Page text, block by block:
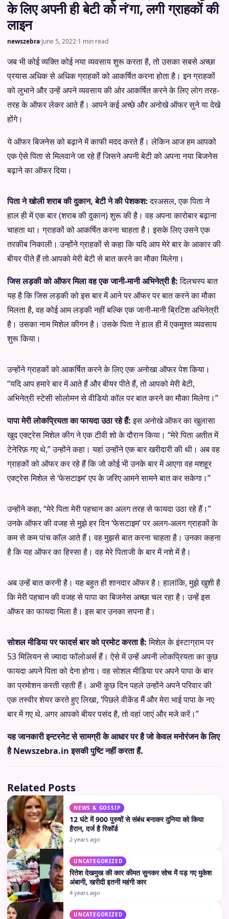
के लिए अपनी ही बेटी को नं’गा, लगी ग्राहकों की
लाइन
newszebra·June 5, 2022·1 min read
जब भी कोई व्यक्ति कोई नया व्यवसाय शुरू करता है, तो उसका सबसे अच्छा
प्रयास अधिक से अधिक ग्राहकों को आकर्षित करना होता है। इन ग्राहकों
को लुभाने और उन्हें अपने व्यवसाय की ओर आकर्षित करने के लिए लोग तरह-
तरह के ऑफर लेकर आते हैं। आपने कई अच्छे और अनोखे ऑफर सुने या देखे
होंगे।
ये ऑफर बिजनेस को बढ़ाने में काफी मदद करते हैं। लेकिन आज हम आपको
एक ऐसे पिता से मिलवाने जा रहे हैं जिसने अपनी बेटी को अपना नया बिजनेस
बढ़ाने का ऑफर दिया।
पिता ने खोली शराब की दुकान, बेटी ने की पेशकश:दरअसल, एक पिता ने
हाल ही में एक बार (शराब की दुकान) शुरू की है। वह अपना कारोबार बढ़ाना
चाहता था। ग्राहकों को आकर्षित करना चाहता है। इसके लिए उसने एक
तरकीब निकाली। उन्होंने ग्राहकों से कहा कि यदि आप मेरे बार के आकार की
बीयर पीते हैं तो आपको मेरी बेटी से बात करने का मौका मिलेगा।
जिस लड़की को ऑफर मिला वह एक जानी-मानी अभिनेत्री है:दिलचस्प बात
यह है कि जिस लड़की को इस बार में आने पर ऑफर पर बात करने का मौका
मिलता है, वह कोई आम लड़की नहीं बल्कि एक जानी-मानी ब्रिटिश अभिनेत्री
है। उसका नाम मिशेल कीगन है। उसके पिता ने हाल ही में एकमुश्त व्यवसाय
शुरू किया।
उन्होंने ग्राहकों को आकर्षित करने के लिए एक अनोखा ऑफर पेश किया।
“यदि आप हमारे बार में आते हैं और बीयर पीते हैं, तो आपको मेरी बेटी,
अभिनेत्री स्टेसी सोलोमन से वीडियो कॉल पर बात करने का मौका मिलेगा।”
पापा मेरी लोकप्रियता का फायदा उठा रहे हैं:इस अनोखे ऑफर का खुलासा
खुद एक्ट्रेस मिशेल कीग ने एक टीवी शो के दौरान किया। “मेरे पिता अतीत में
टेनेरिफ़ गए थे,” उन्होंने कहा। यहां उन्होंने एक बार खरीदारी की थी। अब वह
ग्राहकों को ऑफर कर रहे हैं कि जो कोई भी उनके बार में आएगा वह मशहूर
एक्ट्रेस मिशेल से ‘फेसटाइम’ एप के जरिए आमने सामने बात कर सकेगा।”
उन्होंने कहा, “मेरे पिता मेरी पहचान का अलग तरह से फायदा उठा रहे हैं।”
उनके ऑफर की वजह से मुझे हर दिन ‘फेसटाइम’ पर अलग-अलग ग्राहकों के
कम से कम पांच कॉल आते हैं। वह मुझसे बात करना चाहता है। उनका कहना
है कि यह ऑफर का हिस्सा है। वह मेरे पिताजी के बार में नशे में है।
अब उन्हें बात करनी है। यह बहुत ही शानदार ऑफर है। हालांकि, मुझे खुशी है
कि मेरी पहचान की वजह से पापा का बिजनेस अच्छा चल रहा है। उन्हें इस
ऑफर का फायदा मिला है। इस बार उनका सपना है।
सोशल मीडिया पर फादर्स बार को प्रमोट करता है:मिशेल के इंस्टाग्राम पर
53 मिलियन से ज्यादा फॉलोअर्स हैं। ऐसे में उन्हें अपनी लोकप्रियता का कुछ
फायदा अपने पिता को देना होगा। वह सोशल मीडिया पर अपने पापा के बार
का प्रमोशन करती रहती हैं। अभी कुछ दिन पहले उन्होंने अपने परिवार की
एक तस्वीर शेयर करते हुए लिखा, ‘पिछले वीकेंड मैं और मेरा भाई पापा के नए
बार में गए थे. अगर आपको बीयर पसंद है, तो वहां जाएं और मजे करें।”
यह जानकारी इन्टरनेट से सामग्री के आधार पर है जो केवल मनोरंजन के लिए
है Newszebra.in इसकी पुष्टि नहीं करता हैं.
Related Posts
NEWS & GOSSIP
12 घंटे में 900 पुरुषों से संबंध बनाकर दुनिया को किया
हैरान, दर्ज है रिकॉर्ड
2 years ago
UNCATEGORIZED
रितेश देखमुख की कार कीमत सुनकर सोच में पड़ गए मुकेश
अंबानी, खरीदी इतनी महंगी कार
4 years ago
UNCATEGORIZED